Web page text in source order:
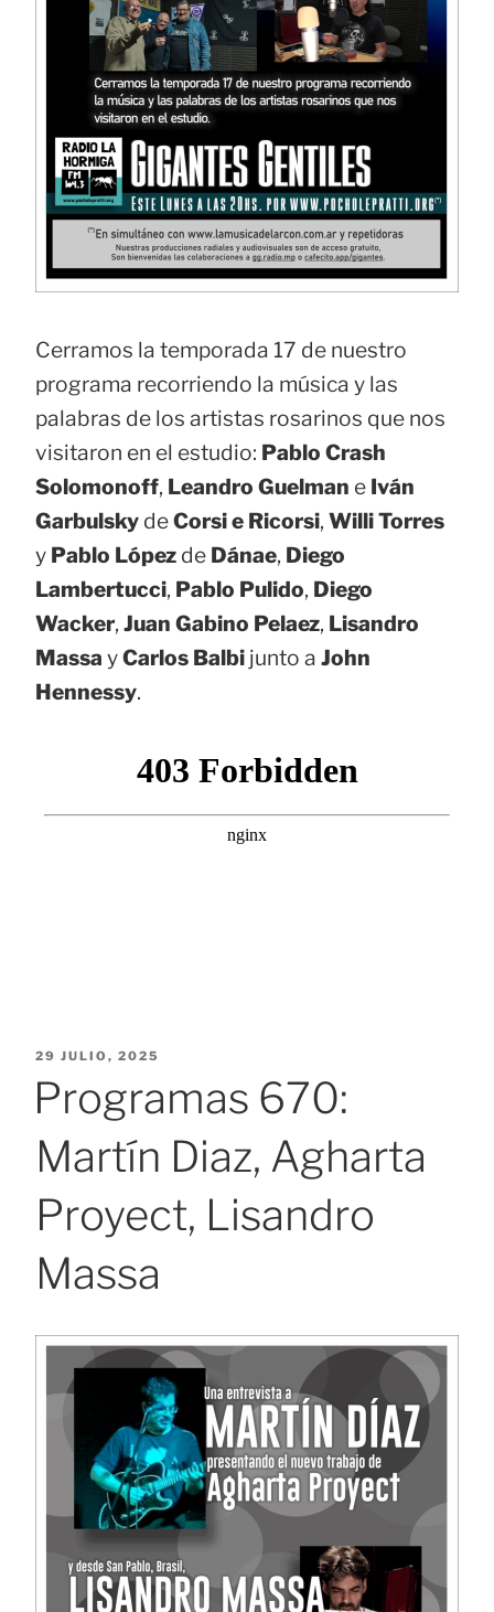
Cerramos la temporada 17 de nuestro
programa recorriendo la música y las
palabras de los artistas rosarinos que nos
visitaron en el estudio: Pablo Crash
Solomonoff, Leandro Guelman e Iván
Garbulsky deCorsi e Ricorsi, Willi Torres
y Pablo López de Dánae, Diego
Lambertucci, Pablo Pulido, Diego
Wacker, Juan Gabino Pelaez, Lisandro
Massa yCarlos Balbi junto a John
Hennessy.
PUBLICADO
29 JULIO, 2025
Programas 670:
Martín Diaz, Agharta
Proyect, Lisandro
Massa